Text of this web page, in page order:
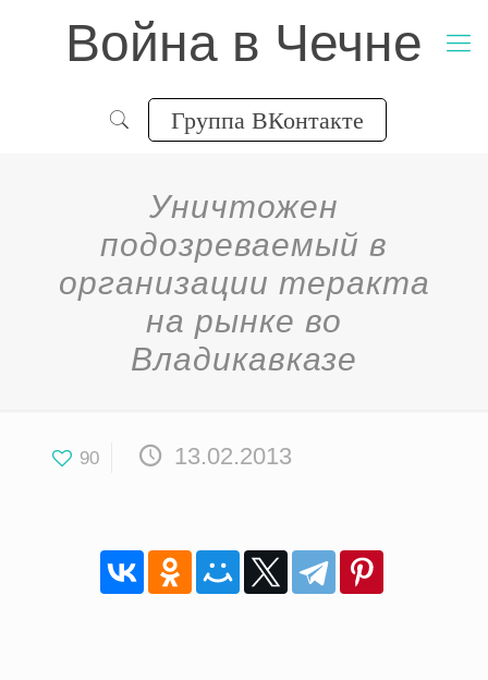
Война в Чечне
Группа ВКонтакте
Уничтожен
подозреваемый в
организации теракта
на рынке во
Владикавказе
90 13.02.2013